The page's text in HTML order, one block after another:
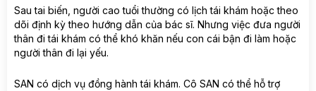
Sau tai biến, người cao tuổi thường có lịch tái khám hoặc theo
dõi định kỳ theo hướng dẫn của bác sĩ. Nhưng việc đưa người
thân đi tái khám có thể khó khăn nếu con cái bận đi làm hoặc
người thân đi lại yếu.
SAN có dịch vụ đồng hành tái khám. Cô SAN có thể hỗ trợ